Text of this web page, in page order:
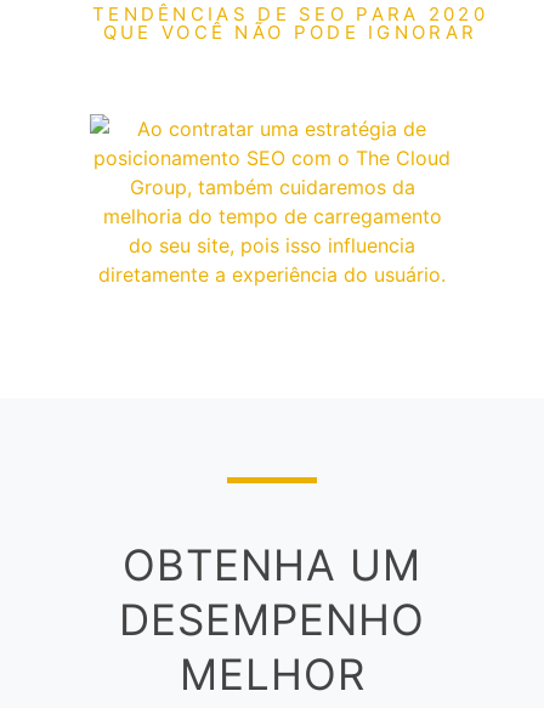
TENDÊNCIAS DE SEO PARA 2020
QUE VOCÊ NÃO PODE IGNORAR
OBTENHA UM
DESEMPENHO
MELHOR